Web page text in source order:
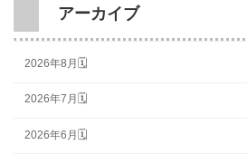
アーカイブ
2026年8月🗓
2026年7月🗓
2026年6月🗓